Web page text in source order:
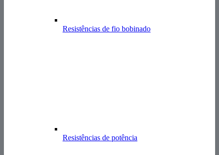
Resistências de fio bobinado
Resistências de potência